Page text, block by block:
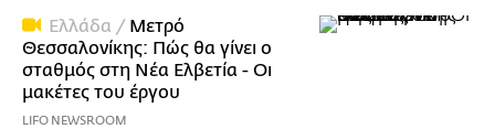
Ελλάδα / Μετρό
Θεσσαλονίκης: Πώς θα γίνει ο
σταθμός στη Νέα Ελβετία - Οι
μακέτες του έργου
LIFO NEWSROOM